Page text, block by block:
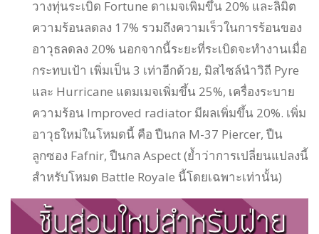
วางทุ่นระเบิด Fortune ดาเมจเพิ่มขึ้น 20% และลิมิต
ความร้อนลดลง 17% รวมถึงความเร็วในการร้อนของ
อาวุธลดลง 20% นอกจากนี้ระยะที่ระเบิดจะทำงานเมื่อ
กระทบเป้า เพิ่มเป็น 3 เท่าอีกด้วย, มิสไซล์นำวิถี Pyre
และ Hurricane แดมเมจเพิ่มขึ้น 25%, เครื่องระบาย
ความร้อน Improved radiator มีผลเพิ่มขึ้น 20%. เพิ่ม
อาวุธใหม่ในโหมดนี้ คือ ปืนกล M-37 Piercer, ปืน
ลูกซอง Fafnir, ปืนกล Aspect (ย้ำว่าการเปลี่ยนแปลงนี้
สำหรับโหมด Battle Royale นี้โดยเฉพาะเท่านั้น)